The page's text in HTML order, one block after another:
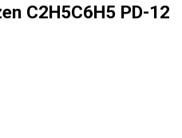
C2H5C6H5 PD-12